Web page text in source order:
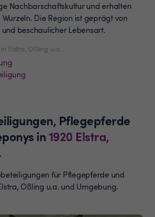
Elstra, Oßling u.a.
Nachbarschaftskultur und erhalten
Die Region ist geprägt von
beschaulicher Lebensart.
Pflegepferde
in1920 Elstra,
für Pflegepferde und
Oßling u.a. und Umgebung.